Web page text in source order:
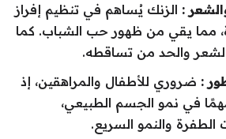
الزنك يُساهم في تنظيم إفراز
مما يقي من ظهور حب الشباب. كما
والحد من تساقطه.
ضروري للأطفال والمراهقين، إذ
في نمو الجسم الطبيعي،
والنمو السريع.